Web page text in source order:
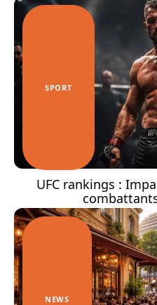
SPORT
UFC rankings :
NEWS